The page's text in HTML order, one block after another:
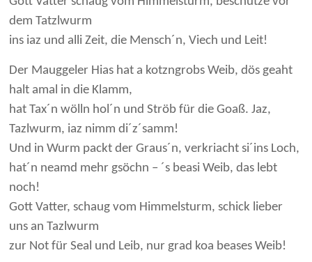
dem Tatzlwurm
ins iaz und alli Zeit, die Mensch´n, Viech und Leit!
Der Mauggeler Hias hat a kotzngrobs Weib, dös geaht
halt amal in die Klamm,
hat Tax´n wölln hol´n und Ströb für die Goaß. Jaz,
Tazlwurm, iaz nimm di´z´samm!
Und in Wurm packt der Graus´n, verkriacht si´ins Loch,
hat´n neamd mehr gsöchn – ´s beasi Weib, das lebt
noch!
Gott Vatter, schaug vom Himmelsturm, schick lieber
uns an Tazlwurm
zur Not für Seal und Leib, nur grad koa beases Weib!